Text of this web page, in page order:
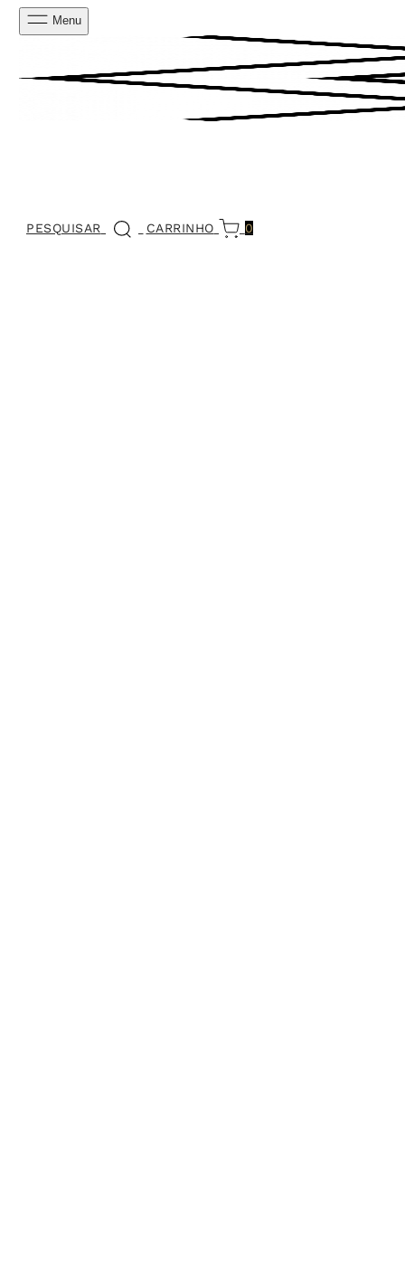
Menu
PESQUISAR CARRINHO 0